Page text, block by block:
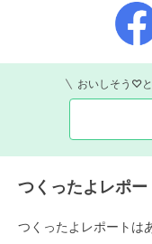
おいしそう♡
つくったよレポー
つくったよレポートは